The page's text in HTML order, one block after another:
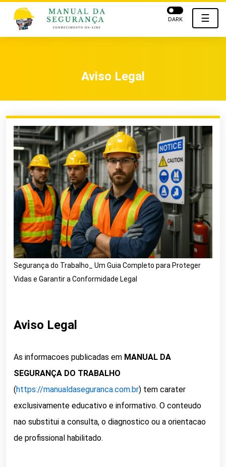
☰
DARK
Aviso Legal
Segurança do Trabalho_ Um Guia Completo para Proteger
Vidas e Garantir a Conformidade Legal
Aviso Legal
As informacoes publicadas em MANUAL DA
SEGURANÇA DO TRABALHO
(https://manualdaseguranca.com.br) tem carater
exclusivamente educativo e informativo. O conteudo
nao substitui a consulta, o diagnostico ou a orientacao
de profissional habilitado.